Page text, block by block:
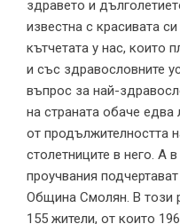
здравето и
известна с красивата
кътчетата у нас, които
и със здравословните
въпрос за най-
на страната обаче
от продължителността
столетниците в него. А
проучвания
Община Смолян. В този
155 жители, от които